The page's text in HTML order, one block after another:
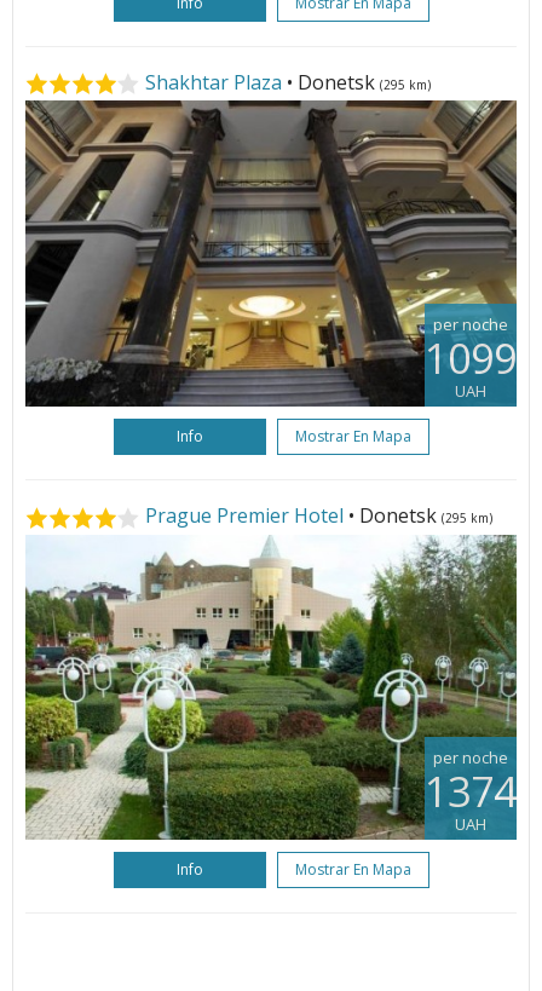
Shakhtar Plaza • Donetsk (295 km)
per noche
1099
UAH
Info Mostrar En Mapa
Prague Premier Hotel • Donetsk (295 km)
per noche
1374
UAH
Info Mostrar En Mapa